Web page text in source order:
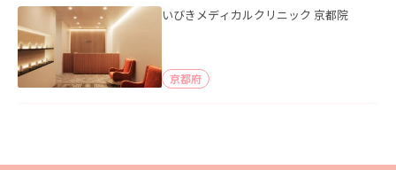
いびきメディカルクリニック 京都院
京都府